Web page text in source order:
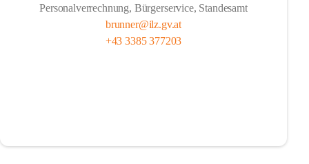
Personalverrechnung, Bürgerservice, Standesamt
brunner@ilz.gv.at
+43 3385 377203